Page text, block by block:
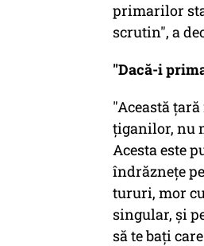
primarilor
scrutin", a
"Dacă-i
"Această
ţiganilor, nu
Acesta este
îndrăzneţe
tururi, mor
singular, şi
să te baţi